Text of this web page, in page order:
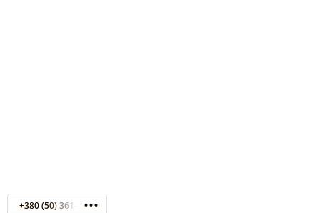
+380 (50) 361-99-20